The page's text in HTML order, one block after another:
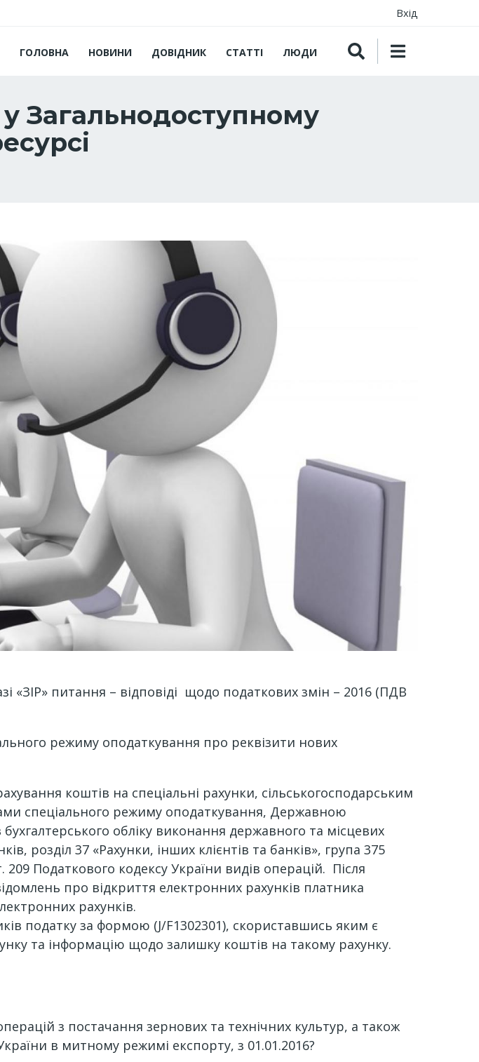
Вхід
ГОЛОВНА НОВИНИ ДОВІДНИК СТАТТІ ЛЮДИ
у Загальнодоступному
«ЗІР» питання – відповіді щодо податкових змін – 2016 (ПДВ
режиму оподаткування про реквізити нових
коштів на спеціальні рахунки, сільськогосподарським
спеціального режиму оподаткування, Державною
обліку виконання державного та місцевих
розділ 37 «Рахунки, інших клієнтів та банків», група 375
209 Податкового кодексу України видів операцій. Після
про відкриття електронних рахунків платника
рахунків.
податку за формою (J/F1302301), скориставшись яким є
та інформацію щодо залишку коштів на такому рахунку.
з постачання зернових та технічних культур, а також
в митному режимі експорту, з 01.01.2016?